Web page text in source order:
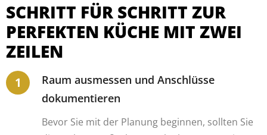
SCHRITT FÜR SCHRITT ZUR
PERFEKTEN KÜCHE MIT ZWEI
ZEILEN
Raum ausmessen und Anschlüsse
dokumentieren
Bevor Sie mit der Planung beginnen, sollten Sie